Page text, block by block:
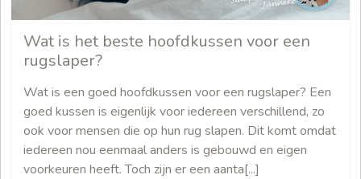
Wat is het beste hoofdkussen voor een
rugslaper?
Wat is een goed hoofdkussen voor een rugslaper? Een
goed kussen is eigenlijk voor iedereen verschillend, zo
ook voor mensen die op hun rug slapen. Dit komt omdat
iedereen nou eenmaal anders is gebouwd en eigen
voorkeuren heeft. Toch zijn er een aanta[...]